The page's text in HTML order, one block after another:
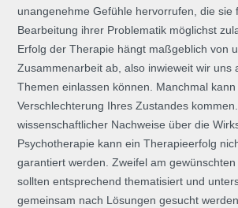
unangenehme Gefühle hervorrufen, die sie
Bearbeitung ihrer Problematik möglichst
Erfolg der Therapie hängt maßgeblich von
Zusammenarbeit ab, also inwieweit wir uns
Themen einlassen können. Manchmal
Verschlechterung Ihres Zustandes
wissenschaftlicher Nachweise über die
Psychotherapie kann ein Therapieerfolg
garantiert werden. Zweifel am
sollten entsprechend thematisiert und
gemeinsam nach Lösungen gesucht